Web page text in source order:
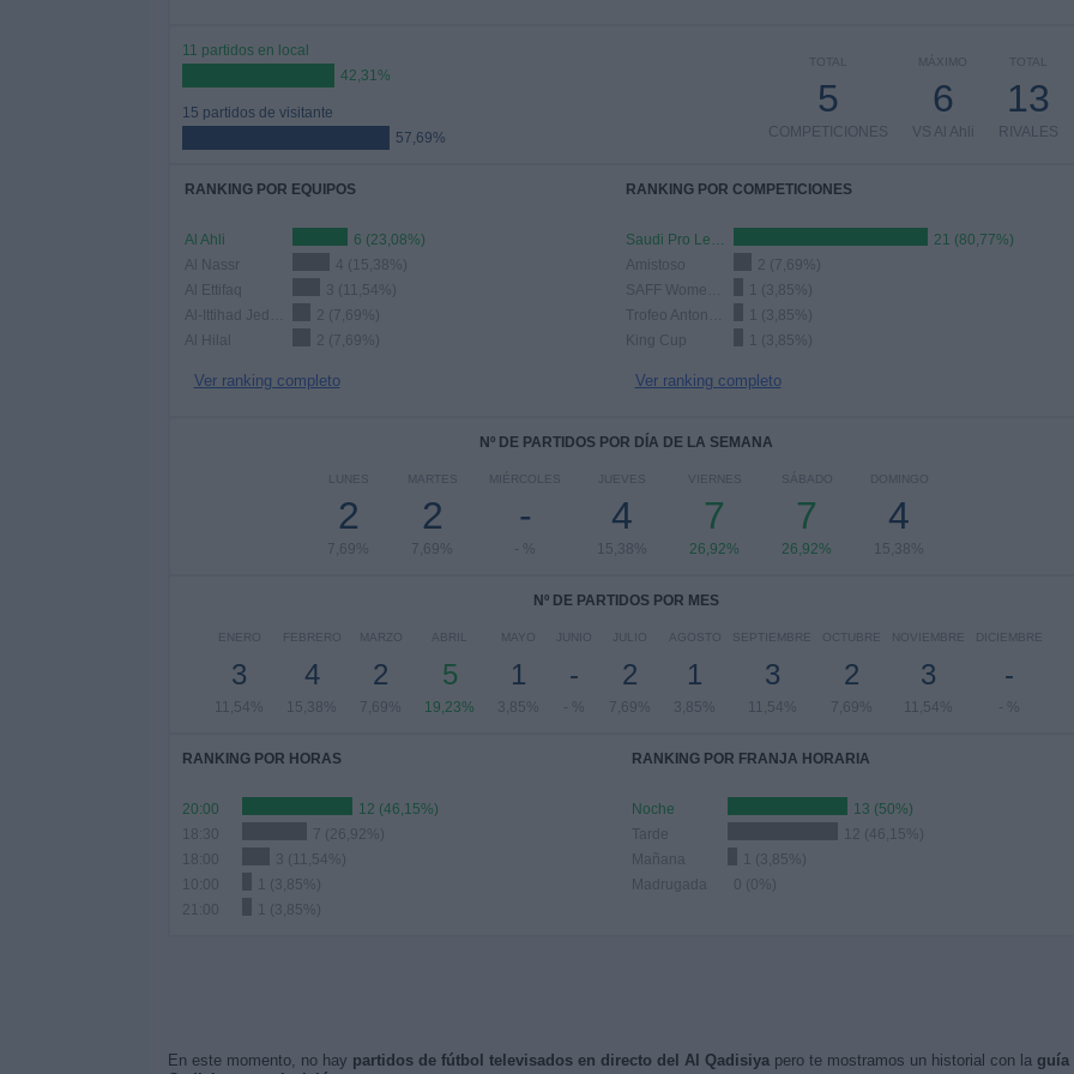
11 partidos en local
42,31%
15 partidos de visitante
57,69%
TOTAL
13
RIVALES
MÁXIMO
6
VS Al Ahli
TOTAL
5
COMPETICIONES
RANKING POR EQUIPOS
Al Ahli
6 (23,08%)
Al Nassr
4 (15,38%)
Al Ettifaq
3 (11,54%)
2 (7,69%)
Al Hilal
2 (7,69%)
Ver ranking completo
RANKING POR COMPETICIONES
Saudi Pro League
21 (80,77%)
Amistoso
2 (7,69%)
1 (3,85%)
1 (3,85%)
King Cup
1 (3,85%)
Ver ranking completo
Nº DE PARTIDOS POR DÍA DE LA SEMANA
LUNES
2
7,69%
MARTES
2
7,69%
MIÉRCOLES
-
- %
JUEVES
4
15,38%
VIERNES
7
26,92%
SÁBADO
7
26,92%
DOMINGO
4
15,38%
Nº DE PARTIDOS POR MES
ENERO
3
11,54%
FEBRERO
4
15,38%
MARZO
2
7,69%
ABRIL
5
19,23%
MAYO
1
3,85%
JUNIO
-
- %
JULIO
2
7,69%
AGOSTO
1
3,85%
SEPTIEMBRE
3
11,54%
OCTUBRE
2
7,69%
NOVIEMBRE
3
11,54%
DICIEMBRE
-
- %
RANKING POR HORAS
20:00
12 (46,15%)
18:30
7 (26,92%)
18:00
3 (11,54%)
1 (3,85%)
21:00
1 (3,85%)
RANKING POR FRANJA HORARIA
Noche
13 (50%)
Tarde
12 (46,15%)
Mañana
1 (3,85%)
Madrugada
0 (0%)
En este momento, no hay partidos de fútbol televisados en directo del Al Qadisiyapero te mostramos un historial con la guía